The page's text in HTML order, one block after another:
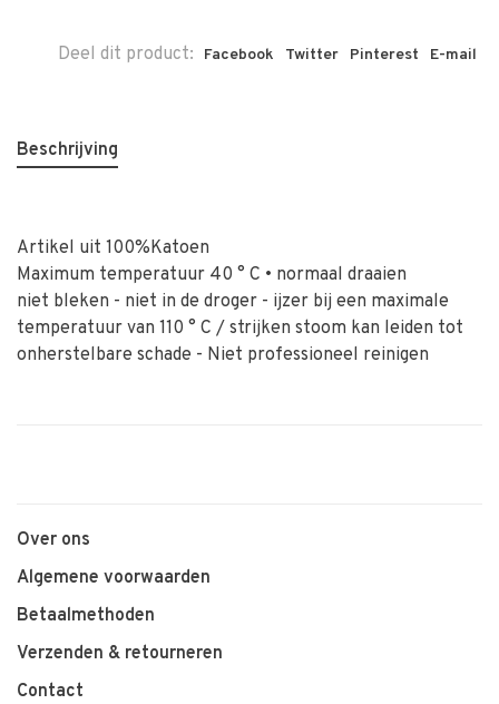
Deel dit product: Facebook Twitter Pinterest E-mail
Beschrijving
Artikel uit 100%Katoen
Maximum temperatuur 40 ° C • normaal draaien
niet bleken - niet in de droger - ijzer bij een maximale
temperatuur van 110 ° C / strijken stoom kan leiden tot
onherstelbare schade - Niet professioneel reinigen
Over ons
Algemene voorwaarden
Betaalmethoden
Verzenden & retourneren
Contact